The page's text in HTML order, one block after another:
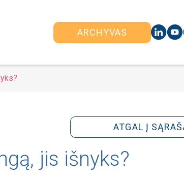
ARCHYVAS
ATGAL Į
jis išnyks?